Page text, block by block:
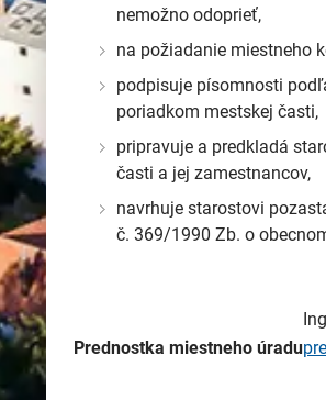
nemožno odoprieť,
na požiadanie miestneho
podpisuje písomnosti
poriadkom mestskej časti,
pripravuje a predkladá
časti a jej zamestnancov,
navrhuje starostovi
č. 369/1990 Zb. o
Prednostka miestneho úradu